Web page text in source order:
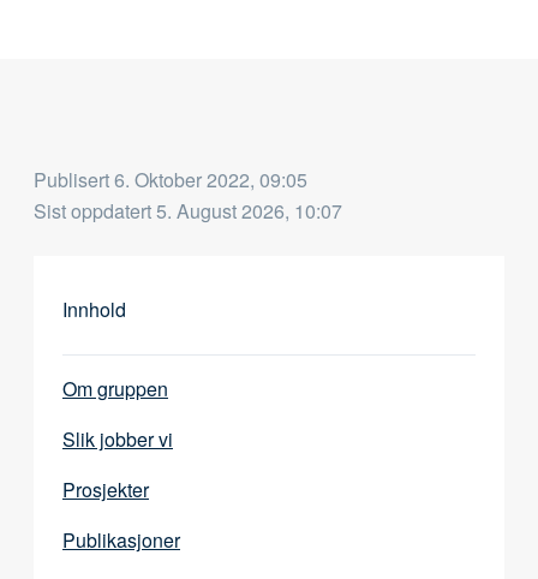
Publisert6. Oktober 2022, 09:05
Sist oppdatert5. August 2026, 10:07
Innhold
Om gruppen
Slik jobber vi
Prosjekter
Publikasjoner